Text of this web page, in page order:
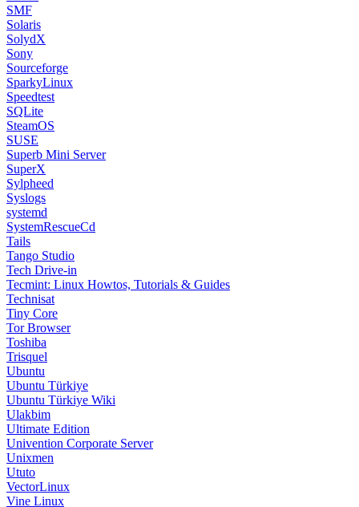
SMF
Solaris
SolydX
Sony
Sourceforge
SparkyLinux
Speedtest
SQLite
SteamOS
SUSE
Superb Mini Server
SuperX
Sylpheed
Syslogs
systemd
SystemRescueCd
Tails
Tango Studio
Tech Drive-in
Tecmint: Linux Howtos, Tutorials & Guides
Technisat
Tiny Core
Tor Browser
Toshiba
Trisquel
Ubuntu
Ubuntu Türkiye
Ubuntu Türkiye Wiki
Ulakbim
Ultimate Edition
Univention Corporate Server
Unixmen
Ututo
VectorLinux
Vine Linux